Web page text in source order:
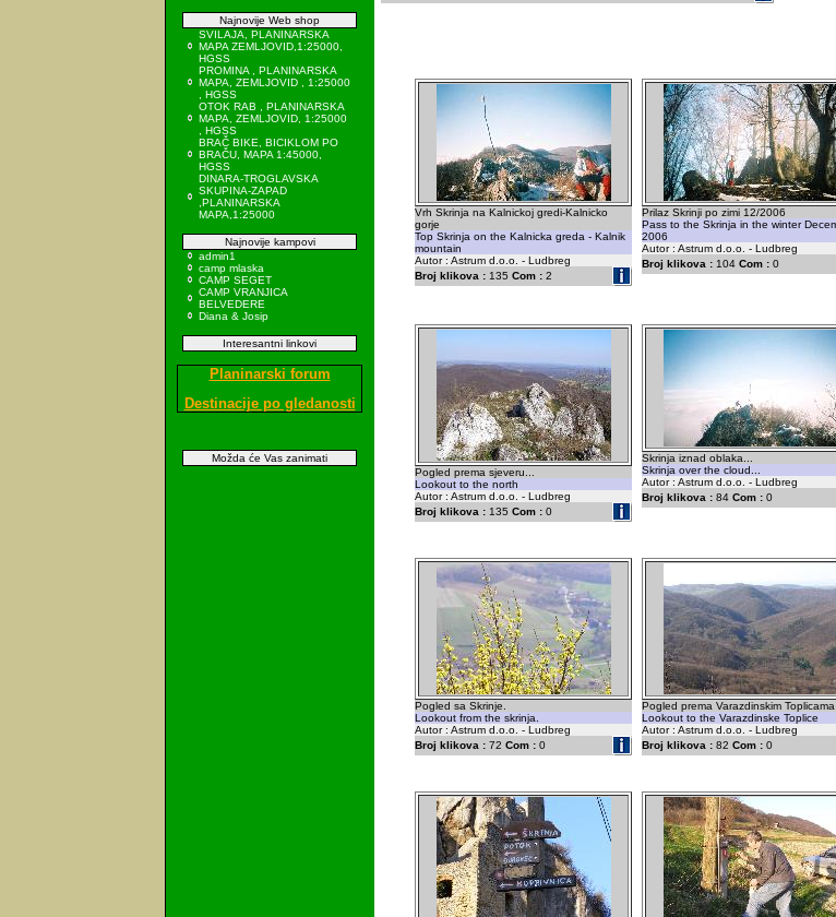
Najnovije Web shop
SVILAJA, PLANINARSKA
MAPA ZEMLJOVID,1:25000,
HGSS
PROMINA , PLANINARSKA
MAPA, ZEMLJOVID , 1:25000
, HGSS
OTOK RAB , PLANINARSKA
MAPA, ZEMLJOVID, 1:25000
, HGSS
BRAČ BIKE, BICIKLOM PO
BRAČU, MAPA 1:45000,
HGSS
DINARA-TROGLAVSKA
SKUPINA-ZAPAD
,PLANINARSKA
MAPA,1:25000
Najnovije kampovi
admin1
camp mlaska
CAMP SEGET
CAMP VRANJICA
BELVEDERE
Diana & Josip
Interesantni linkovi
Planinarski forum
Destinacije po gledanosti
Možda će Vas zanimati
Vrh Skrinja na Kalnickoj gredi-Kalnicko
gorje
Top Skrinja on the Kalnicka greda - Kalnik
mountain
Autor : Astrum d.o.o. - Ludbreg
Broj klikova : 135 Com : 2
Prilaz Skrinji po zimi 12/2006
Pass to the Skrinja in the winter
2006
Autor : Astrum d.o.o. - Ludbreg
Broj klikova : 104 Com : 0
Pogled prema sjeveru...
Lookout to the north
Autor : Astrum d.o.o. - Ludbreg
Broj klikova : 135 Com : 0
Skrinja iznad oblaka...
Skrinja over the cloud...
Autor : Astrum d.o.o. - Ludbreg
Broj klikova : 84 Com : 0
Pogled sa Skrinje.
Lookout from the skrinja.
Autor : Astrum d.o.o. - Ludbreg
Broj klikova : 72 Com : 0
Pogled prema Varazdinskim Toplicama
Lookout to the Varazdinske Toplice
Autor : Astrum d.o.o. - Ludbreg
Broj klikova : 82 Com : 0